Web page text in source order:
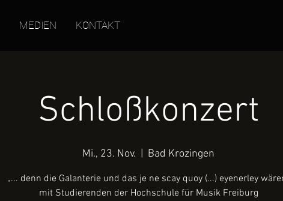
MEDIEN KONTAKT
Schloßkonzert
Mi., 23. Nov. Bad Krozingen
„... denn die Galanterie und das je ne scay quoy (...) eyenerley
mit Studierenden der Hochschule für Musik Freiburg